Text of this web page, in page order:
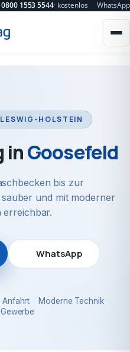
0800 1553 5544· kostenlos WhatsApp
HOLSTEIN
inGoosefeld
bis zur
und mit moderner
erreichbar.
WhatsApp
Anfahrt
Moderne Technik